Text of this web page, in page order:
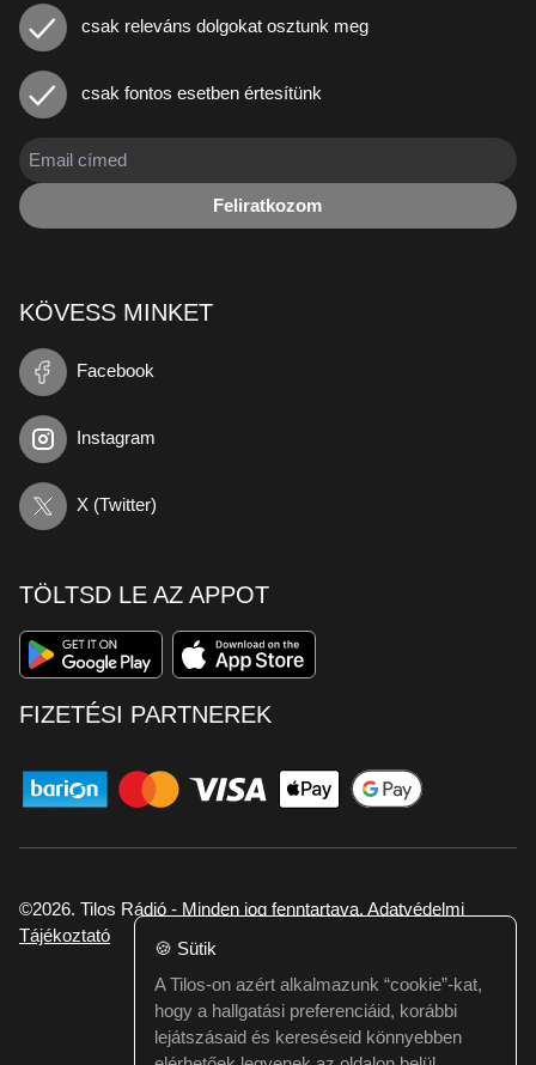
csak releváns dolgokat osztunk meg
csak fontos esetben értesítünk
Feliratkozom
KÖVESS MINKET
Facebook
Instagram
X (Twitter)
TÖLTSD LE AZ APPOT
FIZETÉSI PARTNEREK
©2026. Tilos Rádió - Minden jog fenntartava. Adatvédelmi
Tájékoztató
Ha hibát találtál vagy kérdésed van itt jelezd:
webmester@tilos.hu
🍪 Sütik
A Tilos-on azért alkalmazunk “cookie”-kat,
hogy a hallgatási preferenciáid, korábbi
lejátszásaid és kereséseid könnyebben